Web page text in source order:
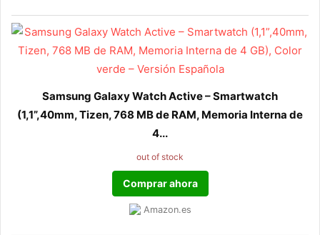
Samsung Galaxy Watch Active – Smartwatch
(1,1”,40mm, Tizen, 768 MB de RAM, Memoria Interna de
4...
out of stock
Comprar ahora
Amazon.es